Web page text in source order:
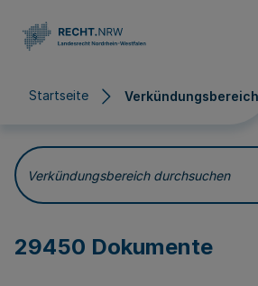
Startseite Verkündungsbereich
Verkündungsbereich durchsuchen
29450 Dokumente